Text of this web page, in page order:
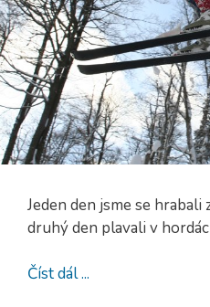
Jeden den jsme se hrabali
druhý den plavali v
Číst dál ...